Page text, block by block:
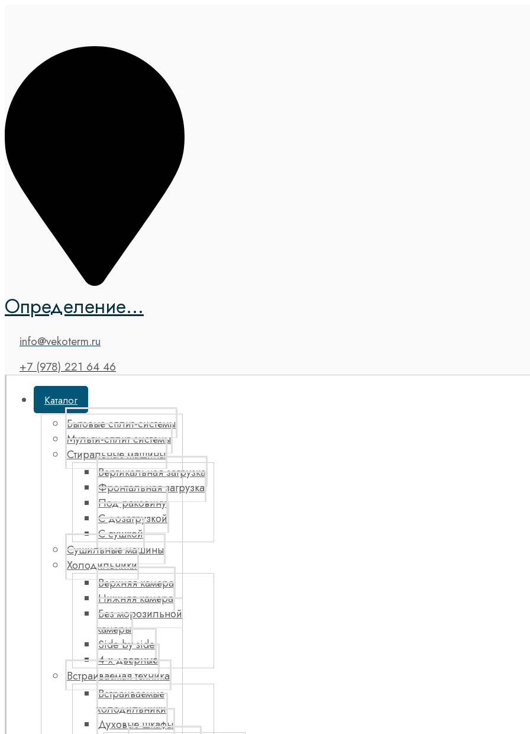
Определение...
info@vekoterm.ru
+7 (978) 221 64 46
Каталог
Бытовые сплит-системы
Мульти-сплит системы
Стиральные машины
Вертикальная загрузка
Фронтальная загрузка
Под раковину
С дозагрузкой
С сушкой
Сушильные машины
Холодильники
Верхняя камера
Нижняя камера
Без морозильной
камеры
Side by side
4-х дверные
Встраиваемая техника
Встраиваемые
холодильники
Духовые шкафы